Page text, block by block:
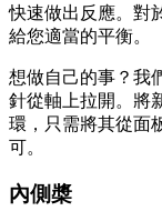
快速做出反應。對
給您適當的平衡。
想做自己的事？我
針從軸上拉開。將
環，只需將其從面
可。
內側槳